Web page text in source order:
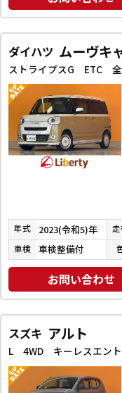
ダイハツ ムーヴキ
年式 2023(令和5)年
車検 車検整備付
お問い合わせ
スズキ アルト